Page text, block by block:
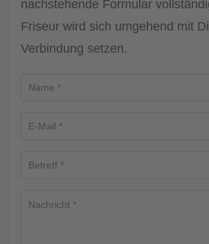
nachstehende Formular
Friseur wird sich umgehend mit
Verbindung setzen.